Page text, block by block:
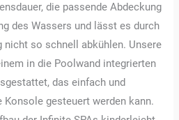
die passende Abdeckung
des Wassers und lässt es durch
nicht so schnell abkühlen. Unsere
in die Poolwand integrierten
das einfach und
Konsole gesteuert werden kann.